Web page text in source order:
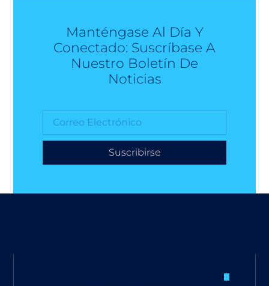
Manténgase Al Día Y
Conectado: Suscríbase A
Nuestro Boletín De
Noticias
Suscribirse